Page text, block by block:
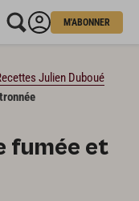
M'ABONNER
Julien Duboué
fumée et